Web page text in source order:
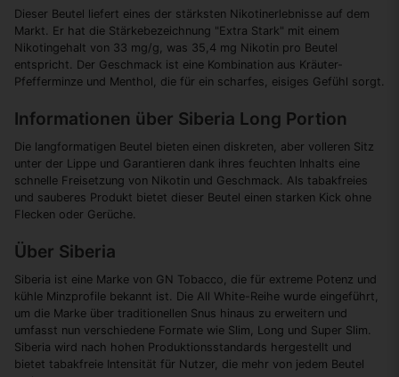
Dieser Beutel liefert eines der stärksten Nikotinerlebnisse auf dem
Markt. Er hat die Stärkebezeichnung "Extra Stark" mit einem
Nikotingehalt von 33 mg/g, was 35,4 mg Nikotin pro Beutel
entspricht. Der Geschmack ist eine Kombination aus Kräuter-
Pfefferminze und Menthol, die für ein scharfes, eisiges Gefühl sorgt.
Informationen über Siberia Long Portion
Die langformatigen Beutel bieten einen diskreten, aber volleren Sitz
unter der Lippe und Garantieren dank ihres feuchten Inhalts eine
schnelle Freisetzung von Nikotin und Geschmack. Als tabakfreies
und sauberes Produkt bietet dieser Beutel einen starken Kick ohne
Flecken oder Gerüche.
Über Siberia
Siberia ist eine Marke von GN Tobacco, die für extreme Potenz und
kühle Minzprofile bekannt ist. Die All White-Reihe wurde eingeführt,
um die Marke über traditionellen Snus hinaus zu erweitern und
umfasst nun verschiedene Formate wie Slim, Long und Super Slim.
Siberia wird nach hohen Produktionsstandards hergestellt und
bietet tabakfreie Intensität für Nutzer, die mehr von jedem Beutel